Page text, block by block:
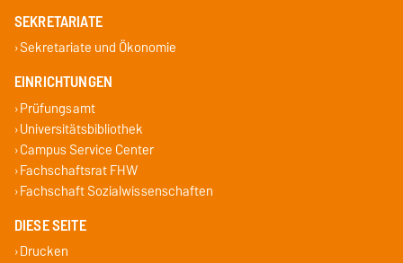
SEKRETARIATE
Sekretariate und Ökonomie
EINRICHTUNGEN
Prüfungsamt
Universitätsbibliothek
Campus Service Center
Fachschaftsrat FHW
Fachschaft Sozialwissenschaften
DIESE SEITE
Drucken